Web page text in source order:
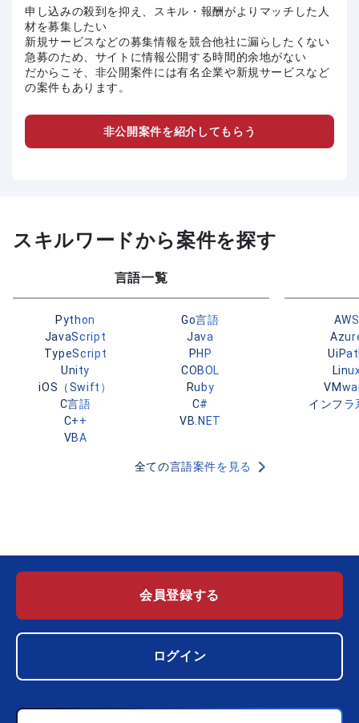
申し込みの殺到を抑え、スキル・報酬がよりマッチした人
材を募集したい
新規サービスなどの募集情報を競合他社に漏らしたくない
急募のため、サイトに情報公開する時間的余地がない
だからこそ、非公開案件には有名企業や新規サービスなど
の案件もあります。
非公開案件を紹介してもらう
スキルワードから案件を探す
言語一覧
Python
Go言語
JavaScript
Java
TypeScript
PHP
Unity
COBOL
iOS（Swift）
Ruby
C言語
C#
C++
VB.NET
VBA
全ての言語案件を見る
AWS
インフラ
会員登録する
ログイン